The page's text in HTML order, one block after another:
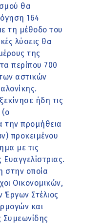
θα
164
τη μέθοδο του
λύσεις θα
της
περίπου 700
αστικών
ήδη τις
(ο
την προμήθεια
προκειμένου
με τις
στην οποία
Οικονομικών,
Έργων Στέλιος
και
Συμεωνίδης